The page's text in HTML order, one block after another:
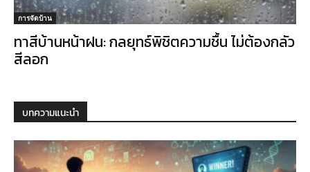
การจัดบ้าน
ทาสีบ้านหน้าฝน: กลยุทธ์พิชิตความชื้น ไม่ต้องกลัว
สีลอก
บทความแนะนำ